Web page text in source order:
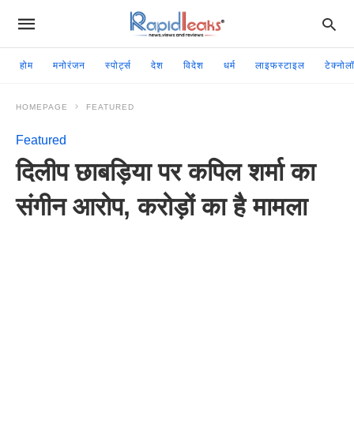
होम मनोरंजन स्पोर्ट्स देश विदेश धर्म लाइफस्टाइल
HOMEPAGE FEATURED
Featured
दिलीप छाबड़िया पर कपिल शर्मा का
संगीन आरोप, करोड़ों का है मामला